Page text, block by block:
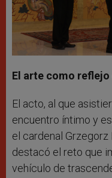
El arte como
El acto, al que
encuentro íntimo y
el cardenal Grzegorz
destacó el reto que
vehículo de